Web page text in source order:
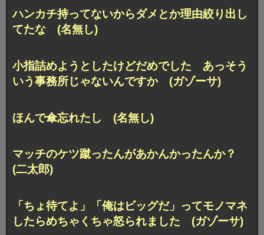
ハンカチ持ってないからダメとか理由絞り出し
てたな (名無し)
小指詰めようとしたけどだめでした あっそう
いう事務所じゃないんですか (ガゾーサ)
ほんで傘忘れたし (名無し)
マッチのケツ蹴ったんがあかんかったんか？
(二太郎)
「ちょ待てよ」「俺はビッグだ」ってモノマネ
したらめちゃくちゃ怒られました (ガゾーサ)